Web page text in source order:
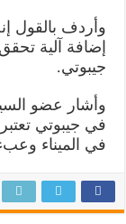
وأردف بالقول
إضافة آلية
جيبوتي.
وأشار عضو
في جيبوتي
في الميناء